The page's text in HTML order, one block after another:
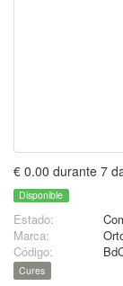
€ 0.00 durante 7
Disponible
Estado:
Marca:
Código:
Cures